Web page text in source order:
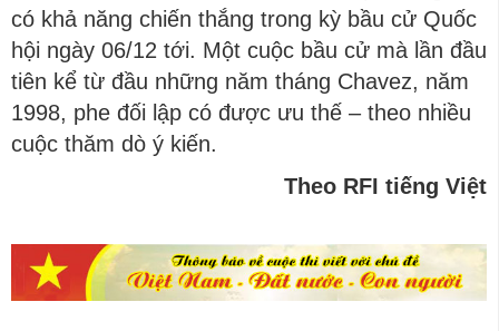
có khả năng chiến thắng trong kỳ bầu cử Quốc
hội ngày 06/12 tới. Một cuộc bầu cử mà lần đầu
tiên kể từ đầu những năm tháng Chavez, năm
1998, phe đối lập có được ưu thế – theo nhiều
cuộc thăm dò ý kiến.
Theo RFI tiếng Việt